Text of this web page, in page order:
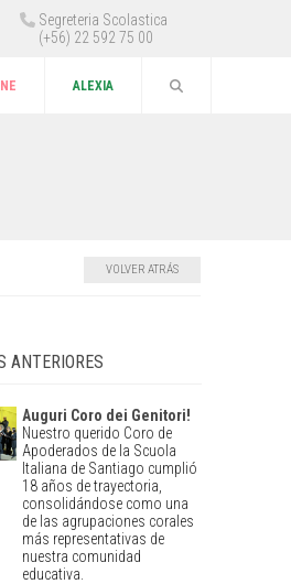
Segreteria Scolastica
(+56) 22 592 75 00
ALEXIA
VOLVER ATRÁS
ANTERIORES
Auguri Coro dei Genitori!
Nuestro querido Coro de
Apoderados de la Scuola
Italiana de Santiago cumplió
18 años de trayectoria,
consolidándose como una
de las agrupaciones corales
más representativas de
nuestra comunidad
educativa.